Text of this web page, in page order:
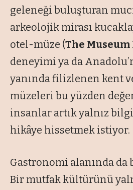
geleneği buluşturan
arkeolojik mirası
otel-müze (The
deneyimi ya da
yanında filizlenen kent
müzeleri bu yüzden
insanlar artık yalnız
hikâye hissetmek istiyor.
Gastronomi alanında da
Bir mutfak kültürünü